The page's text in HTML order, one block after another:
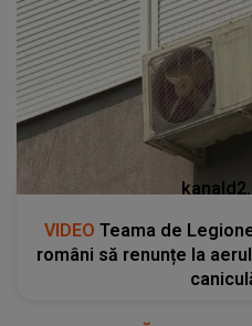
VIDEO Teama de
români să renunțe la